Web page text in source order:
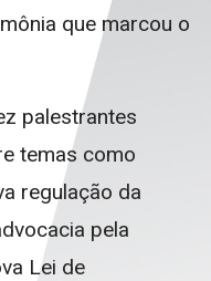
que marcou o
palestrantes
temas como
regulação da
pela
Lei de